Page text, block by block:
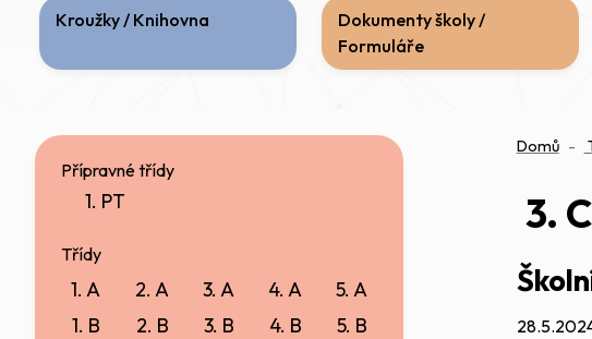
Kroužky / Knihovna
Dokumenty školy /
Formuláře
Přípravné třídy
1. PT
Třídy
1. A
1. B
2. A
2. B
3. A
3. B
4. A
4. B
5. A
5. B
Domů
3. C